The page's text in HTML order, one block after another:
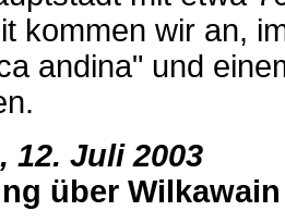
kommen wir an,
andina" und
12. Juli 2003
über